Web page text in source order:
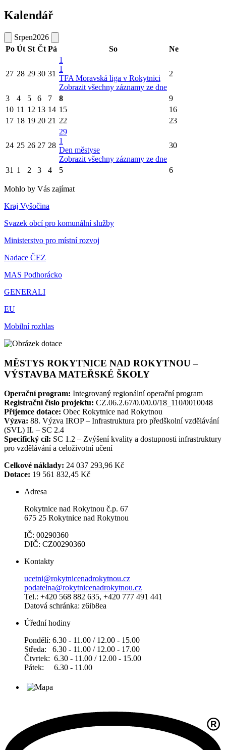
Kalendář
Srpen2026
Po Út St Čt Pá So Ne
27 28 29 30 31
1
1
TFA Moravská liga v Rokytnici
Zobrazit všechny záznamy ze dne
2
3 4 5 6 7 8
9
10 11 12 13 14 15
16
17 18 19 20 21 22 23
24 25 26 27 28
29
1
Den městyse
Zobrazit všechny záznamy ze dne
30
31 1 2 3 4 5 6
Mohlo by Vás zajímat
Kraj Vyšočina
Svazek obcí pro komunální služby
Ministerstvo pro místní rozvoj
Nadace ČEZ
MAS Podhorácko
GENERALI
EU
Mobilní rozhlas
MĚSTYS ROKYTNICE NAD ROKYTNOU –
VÝSTAVBA MATEŘSKÉ ŠKOLY
Operační program: Integrovaný regionální operační program
Registrační číslo projektu: CZ.06.2.67/0.0/0.0/18_110/0010048
Příjemce dotace: Obec Rokytnice nad Rokytnou
Výzva: 88. Výzva IROP – Infrastruktura pro předškolní vzdělávání
(SVL) II. – SC 2.4
Specifický cíl: SC 1.2 – Zvýšení kvality a dostupnosti infrastruktury
pro vzdělávání a celoživotní učení
Celkové náklady: 24 037 293,96 Kč
Dotace: 19 561 832,45 Kč
Adresa
Rokytnice nad Rokytnou č.p. 67
675 25 Rokytnice nad Rokytnou
IČ: 00290360
DIČ: CZ00290360
Kontakty
ucetni@rokytnicenadrokytnou.cz
podatelna@rokytnicenadrokytnou.cz
Tel.: +420 568 882 635, +420 777 491 441
Datová schránka: z6ib8ea
Úřední hodiny
Pondělí: 6.30 - 11.00 / 12.00 - 15.00
Středa: 6.30 - 11.00 / 12.00 - 17.00
Čtvrtek: 6.30 - 11.00 / 12.00 - 15.00
Pátek: 6.30 - 11.00